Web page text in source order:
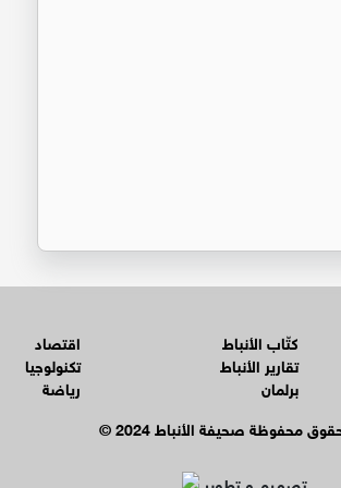
كتّاب الأنباط
تقارير الأنباط
برلمان
اقتصاد
تكنولوجيا
رياضة
محفوظة صحيفة الأنباط 2024